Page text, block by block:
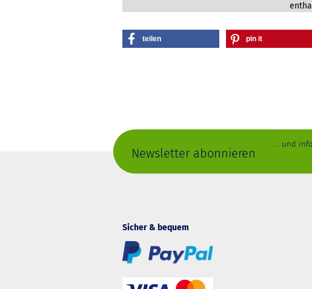
teilen pin it
Newsletter abonnieren
... und
Sicher & bequem